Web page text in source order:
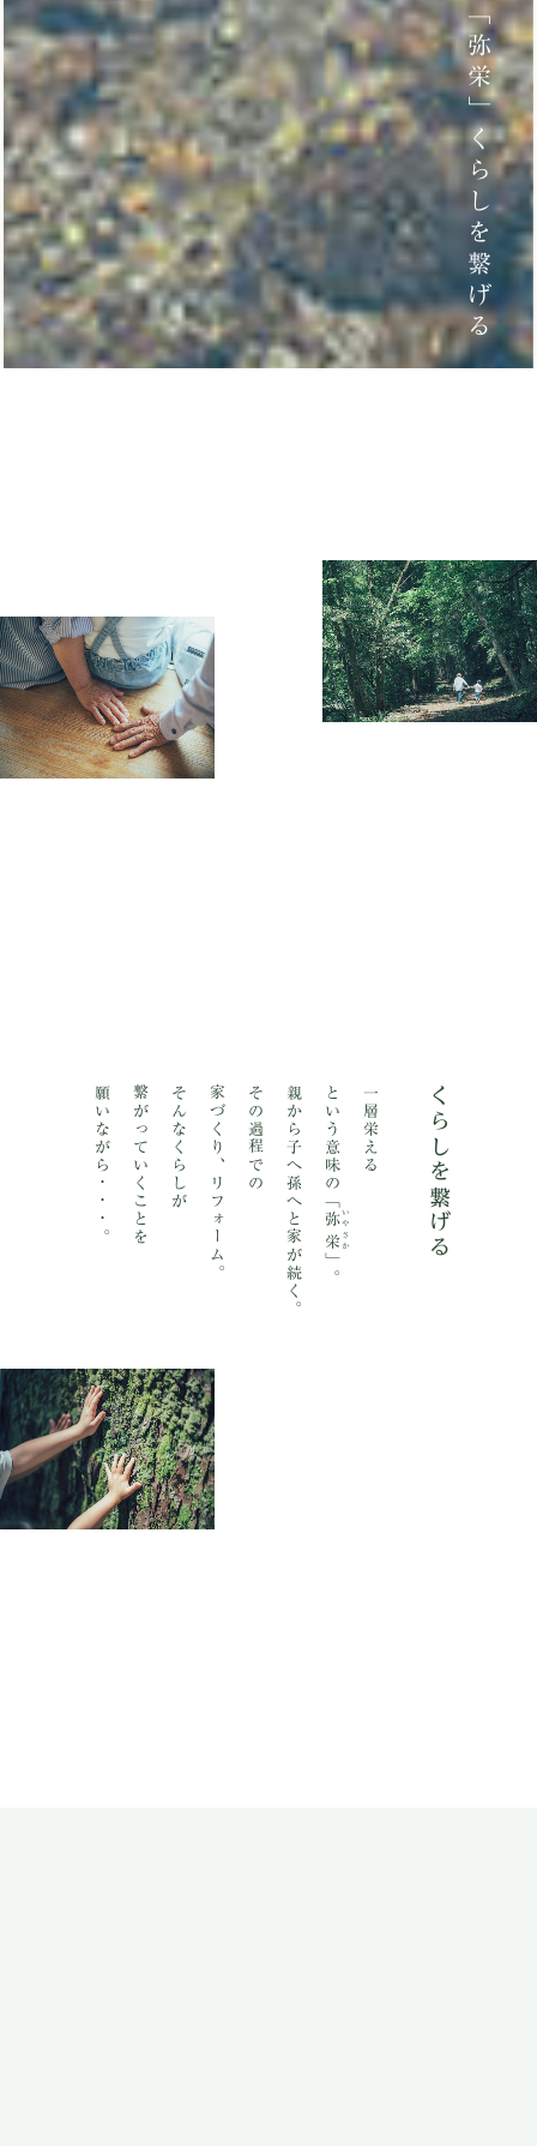
「弥栄」くらしを繋げる
くらしを繋げる
一層栄える
という意味の「
弥栄いやさか
」。
親から子へ孫へと家が続く。
その過程での
家づくり、リフォーム。
そんなくらしが
繋がっていくことを
願いながら・・・。